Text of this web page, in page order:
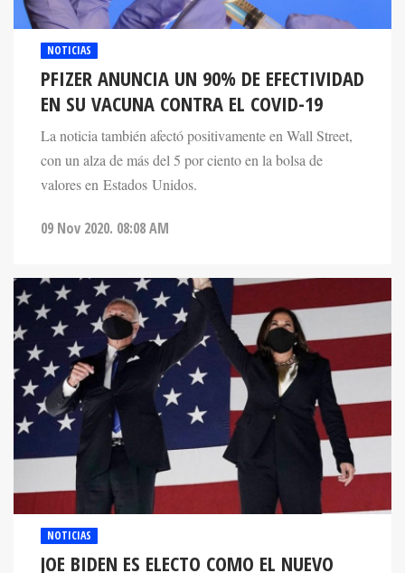
NOTICIAS
PFIZER ANUNCIA UN 90% DE EFECTIVIDAD
EN SU VACUNA CONTRA EL COVID-19
La noticia también afectó positivamente en Wall Street,
con un alza de más del 5 por ciento en la bolsa de
valores en Estados Unidos.
09 Nov 2020. 08:08 AM
NOTICIAS
JOE BIDEN ES ELECTO COMO EL NUEVO